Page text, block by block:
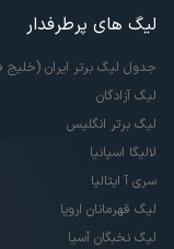
لیگ های پرطرفدار
جدول لیگ برتر ایران (خلیج
لیگ آزادگان
لیگ برتر انگلیس
لالیگا اسپانیا
سری آ ایتالیا
لیگ قهرمانان اروپا
لیگ نخبگان آسیا